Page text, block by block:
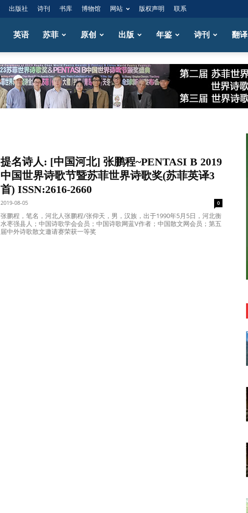
出版社 诗刊 书库 博物馆 网站 版权声明 联系
英语 苏菲 原创 出版 年鉴 诗刊 翻译
提名诗人: [中国河北] 张鹏程~PENTASI B 2019
中国世界诗歌节暨苏菲世界诗歌奖(苏菲英译3
首) ISSN:2616-2660
2019-08-05 0
张鹏程，笔名，河北人张鹏程/张仰天，男，汉族，出于1990年5月5日，河北衡
水枣强县人；中国诗歌学会会员；中国诗歌网蓝V作者；中国散文网会员；第五
届中外诗歌散文邀请赛荣获一等奖